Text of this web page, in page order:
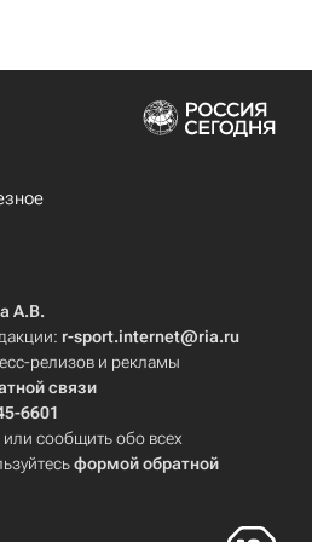
А.В.
r-sport.internet@ria.ru
релизов и рекламы
связи
6601
или сообщить обо всех
формой обратной